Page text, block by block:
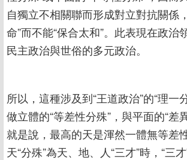
自獨立不相關聯而形成對立對抗關係
命”而不能“保合太和”。此表現在政治
民主政治與世俗的多元政治。
所以，這種涉及到“王道政治”的“理一
做立體的“等差性分殊”，與平面的“差
就是說，最高的天是渾然一體無等差
天“分殊”為天、地、人“三才”時，“三